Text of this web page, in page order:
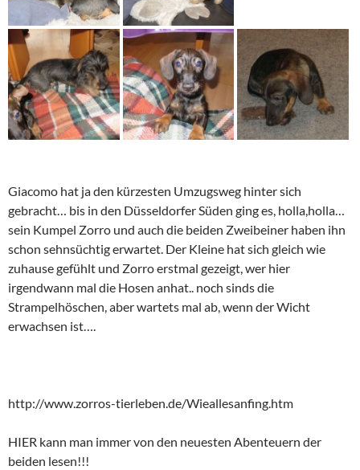
Giacomo hat ja den kürzesten Umzugsweg hinter sich
gebracht… bis in den Düsseldorfer Süden ging es, holla,holla…
sein Kumpel Zorro und auch die beiden Zweibeiner haben ihn
schon sehnsüchtig erwartet. Der Kleine hat sich gleich wie
zuhause gefühlt und Zorro erstmal gezeigt, wer hier
irgendwann mal die Hosen anhat.. noch sinds die
Strampelhöschen, aber wartets mal ab, wenn der Wicht
erwachsen ist….
http://www.zorros-tierleben.de/Wieallesanfing.htm
HIER kann man immer von den neuesten Abenteuern der
beiden lesen!!!